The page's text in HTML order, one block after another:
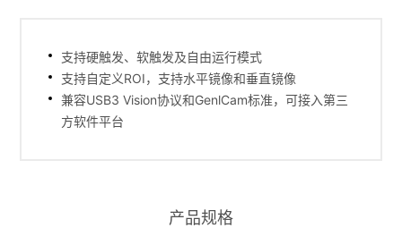
支持硬触发、软触发及自由运行模式
支持自定义ROI，支持水平镜像和垂直镜像
兼容USB3 Vision协议和GenlCam标准，可接入第三
方软件平台
产品规格